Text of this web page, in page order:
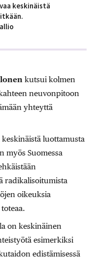
keskinäistä
kutsui kolmen
neuvonpitoon
yhteyttä
keskinäistä luottamusta
myös Suomessa
radikalisoitumista
oikeuksia
on keskinäinen
esimerkiksi
edistämisessä